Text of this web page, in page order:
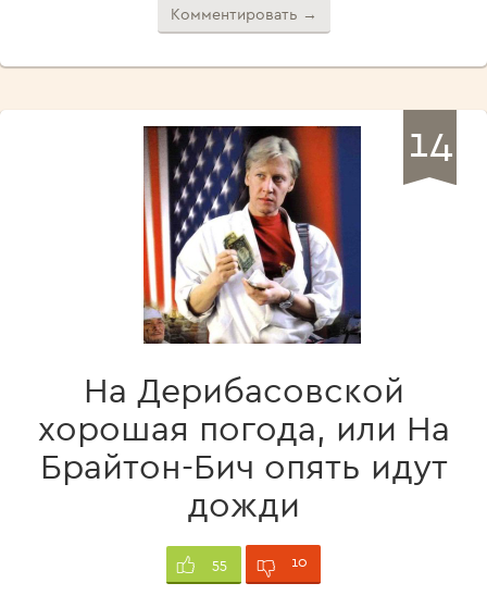
Комментировать →
14
На Дерибасовской
хорошая погода, или На
Брайтон-Бич опять идут
дожди
55 10